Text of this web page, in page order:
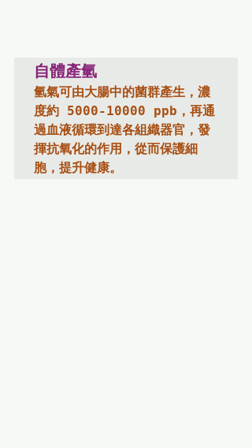
自體產氫
氫氣可由大腸中的菌群產生，濃
度約 5000-10000 ppb，再通
過血液循環到達各組織器官，發
揮抗氧化的作用，從而保護細
胞，提升健康。